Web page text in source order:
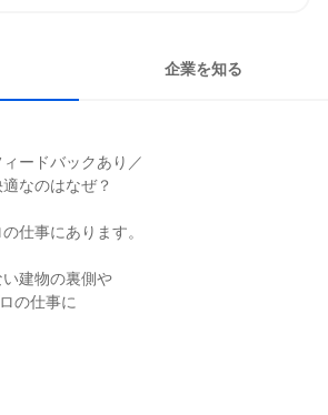
企業を知る
ードバックあり／
なのはなぜ？
仕事にあります。
建物の裏側や
の仕事に